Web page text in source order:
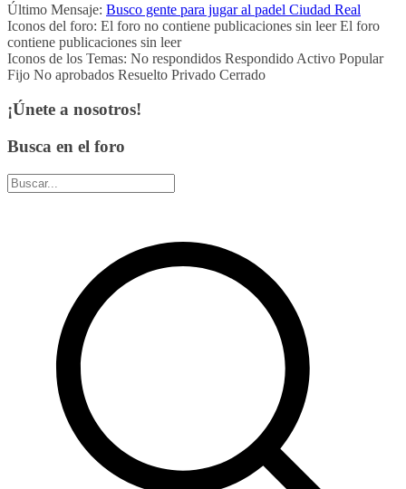
Último Mensaje: Busco gente para jugar al padel Ciudad Real
Iconos del foro: El foro no contiene publicaciones sin leer El foro
contiene publicaciones sin leer
Iconos de los Temas: No respondidos Respondido Activo Popular
Fijo No aprobados Resuelto Privado Cerrado
¡Únete a nosotros!
Busca en el foro